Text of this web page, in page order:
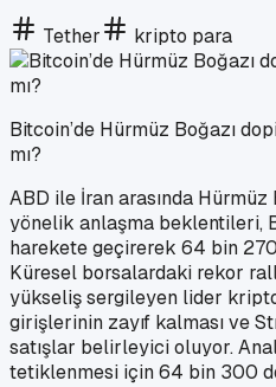
Tether kripto para
Bitcoin’de Hürmüz Boğazı
mı?
ABD ile İran arasında Hürmüz
yönelik anlaşma beklentileri,
harekete geçirerek 64 bin
Küresel borsalardaki rekor
yükseliş sergileyen lider
girişlerinin zayıf kalması ve
satışlar belirleyici oluyor.
tetiklenmesi için 64 bin 300